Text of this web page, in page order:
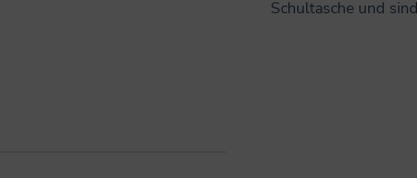
Schultasche und